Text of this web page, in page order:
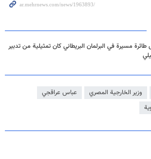
مسيرة في البرلمان البريطاني كان تمثيلية من تدبير
وزير الخارجية المصري
عباس عراقجي